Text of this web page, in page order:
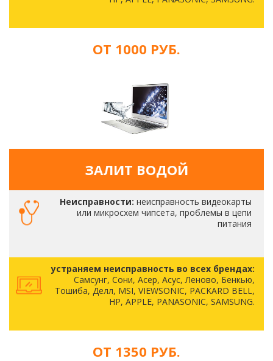
ОТ 1000 РУБ.
ЗАЛИТ ВОДОЙ
Неисправности: неисправность видеокарты
или микросхем чипсета, проблемы в цепи
питания
устраняем неисправность во всех брендах:
Самсунг, Сони, Асер, Асус, Леново, Бенкью,
Тошиба, Делл, MSI, VIEWSONIC, PACKARD BELL,
HP, APPLE, PANASONIC, SAMSUNG.
ОТ 1350 РУБ.